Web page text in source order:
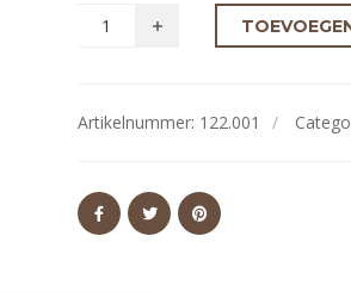
Artikelnummer: 122.001